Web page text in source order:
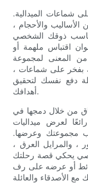
شماعات الميدالية.
والأحجام ،
ذوقك الشخصي
اقتباس ملهمة أو
المعنى لمجموعة
بفخر على شماعات ،
دفع نفسك لتحقيق
أهدافك.
من خلال دمجها في
لعرض ميداليات
مجموعتك وعرضها.
والمرايل العرق ،
يحكي قصة رحلتك
أو عرضه على رف